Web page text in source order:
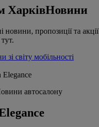
ХарківНовини
новини, пропозиції та
зі світу мобільності
Elegance
автосалону